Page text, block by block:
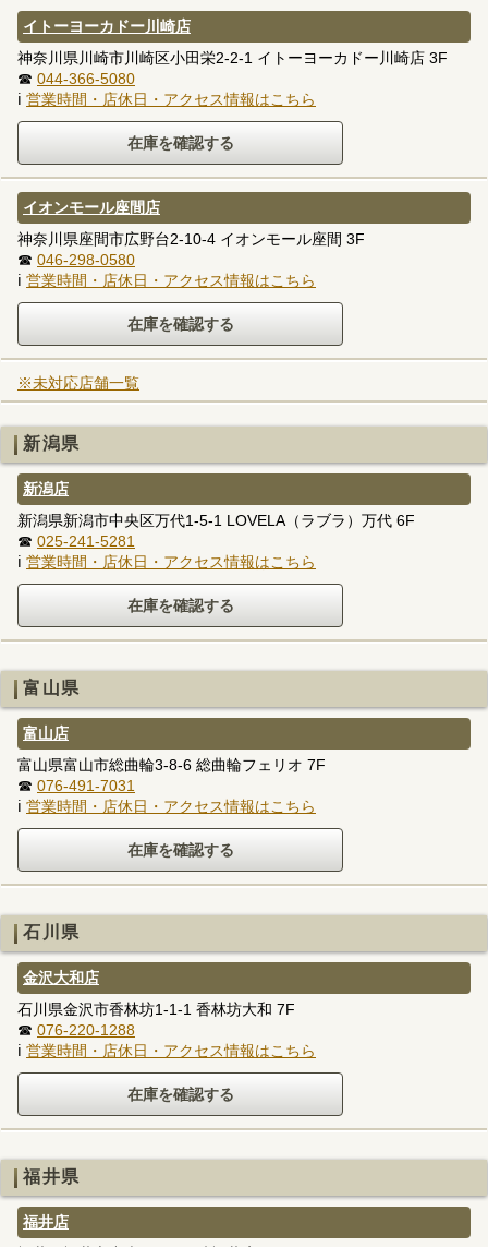
イトーヨーカドー川崎店
神奈川県川崎市川崎区小田栄2-2-1 イトーヨーカドー川崎店 3F
☎ 044-366-5080
ℹ 営業時間・店休日・アクセス情報はこちら
イオンモール座間店
神奈川県座間市広野台2-10-4 イオンモール座間 3F
☎ 046-298-0580
ℹ 営業時間・店休日・アクセス情報はこちら
※未対応店舗一覧
新潟県
新潟店
新潟県新潟市中央区万代1-5-1 LOVELA（ラブラ）万代 6F
☎ 025-241-5281
ℹ 営業時間・店休日・アクセス情報はこちら
富山県
富山店
富山県富山市総曲輪3-8-6 総曲輪フェリオ 7F
☎ 076-491-7031
ℹ 営業時間・店休日・アクセス情報はこちら
石川県
金沢大和店
石川県金沢市香林坊1-1-1 香林坊大和 7F
☎ 076-220-1288
ℹ 営業時間・店休日・アクセス情報はこちら
福井県
福井店